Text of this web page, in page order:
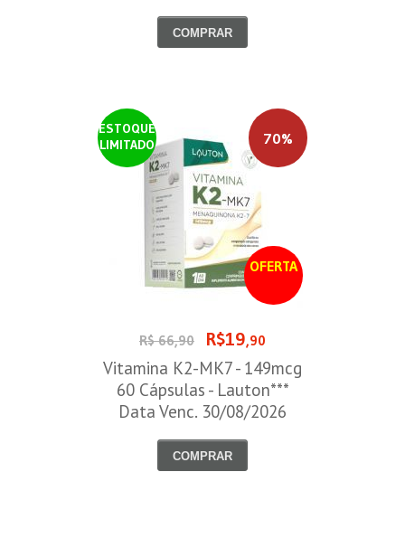
COMPRAR
ESTOQUE
LIMITADO
OFERTA
70%
R$ 66,90 R$19,90
Vitamina K2-MK7 - 149mcg
60 Cápsulas - Lauton***
Data Venc. 30/08/2026
COMPRAR